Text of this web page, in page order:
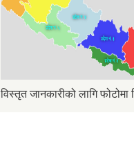
विस्तृत जानकारीको लागि फोटोमा